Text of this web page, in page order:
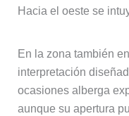
Hacia el oeste se
En la zona también
interpretación
ocasiones alberga
aunque su apertura